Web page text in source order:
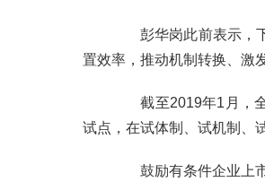
彭华岗此前表示，
置效率，推动机制转换、激
截至2019年1 月，
试点，在试体制、试机制、
鼓励有条件企业上